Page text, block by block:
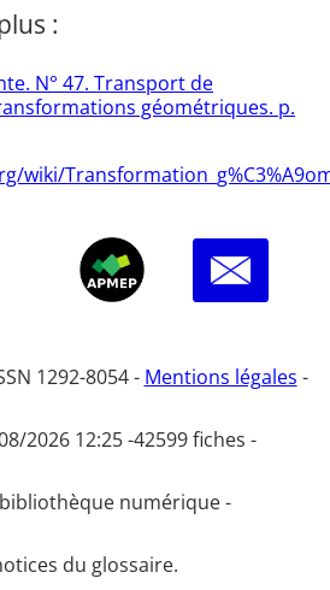
:
N° 47. Transport de
géométriques. p.
wiki/
1292-8054 - Mentions légales -
2026 12:25 -42599 fiches -
numérique -
du glossaire.